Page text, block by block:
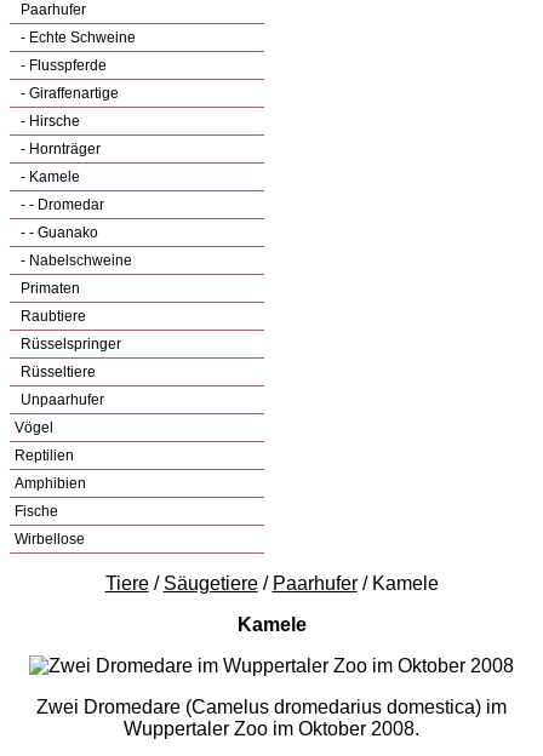
Paarhufer
- Echte Schweine
- Flusspferde
- Giraffenartige
- Hirsche
- Hornträger
- Kamele
- - Dromedar
- - Guanako
- Nabelschweine
Primaten
Raubtiere
Rüsselspringer
Rüsseltiere
Unpaarhufer
Vögel
Reptilien
Amphibien
Fische
Wirbellose
Tiere/ Säugetiere/ Paarhufer/ Kamele
Kamele
Zwei Dromedare (Camelus dromedarius domestica) im
Wuppertaler Zoo im Oktober 2008.